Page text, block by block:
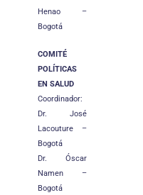
Henao –
Bogotá
COMITÉ
POLÍTICAS
EN SALUD
Coordinador:
Dr. José
Lacouture –
Bogotá
Dr. Óscar
Namen –
Bogotá